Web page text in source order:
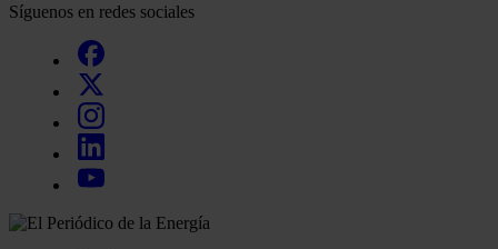
Síguenos en redes sociales